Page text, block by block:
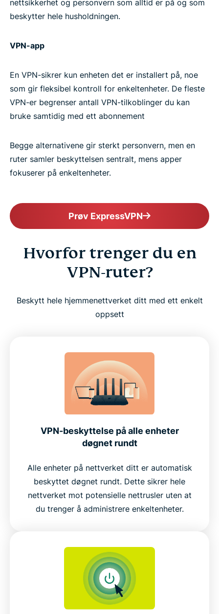
nettsikkerhet og personvern som alltid er på og som
beskytter hele husholdningen.
VPN-app
En VPN-sikrer kun enheten det er installert på, noe
som gir fleksibel kontroll for enkeltenheter. De fleste
VPN-er begrenser antall VPN-tilkoblinger du kan
bruke samtidig med ett abonnement
Begge alternativene gir sterkt personvern, men en
ruter samler beskyttelsen sentralt, mens apper
fokuserer på enkeltenheter.
Prøv ExpressVPN
Hvorfor trenger du en
VPN-ruter?
Beskytt hele hjemmenettverket ditt med ett enkelt
oppsett
VPN-beskyttelse på alle enheter
døgnet rundt
Alle enheter på nettverket ditt er automatisk
beskyttet døgnet rundt. Dette sikrer hele
nettverket mot potensielle nettrusler uten at
du trenger å administrere enkeltenheter.